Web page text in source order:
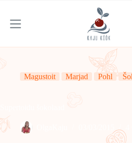
content
Magustoit Marjad Pohl